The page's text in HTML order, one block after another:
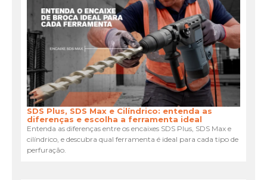
SDS Plus, SDS Max e Cilíndrico: entenda as
diferenças e escolha a ferramenta ideal
Entenda as diferenças entre os encaixes SDS Plus, SDS Max e
cilíndrico, e descubra qual ferramenta é ideal para cada tipo de
perfuração.